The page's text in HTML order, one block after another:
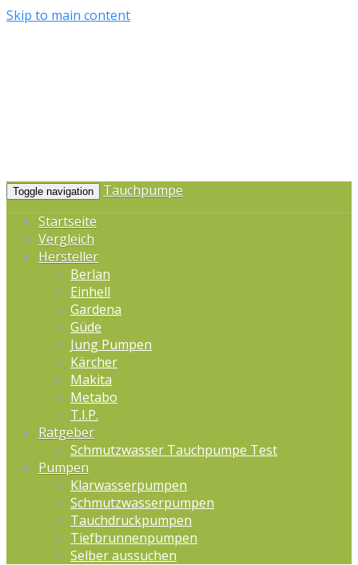
Skip to main content
Toggle navigation
Tauchpumpe
Startseite
Vergleich
Hersteller
Berlan
Einhell
Gardena
Güde
Jung Pumpen
Kärcher
Makita
Metabo
T.I.P.
Ratgeber
Schmutzwasser Tauchpumpe Test
Pumpen
Klarwasserpumpen
Schmutzwasserpumpen
Tauchdruckpumpen
Tiefbrunnenpumpen
Selber aussuchen